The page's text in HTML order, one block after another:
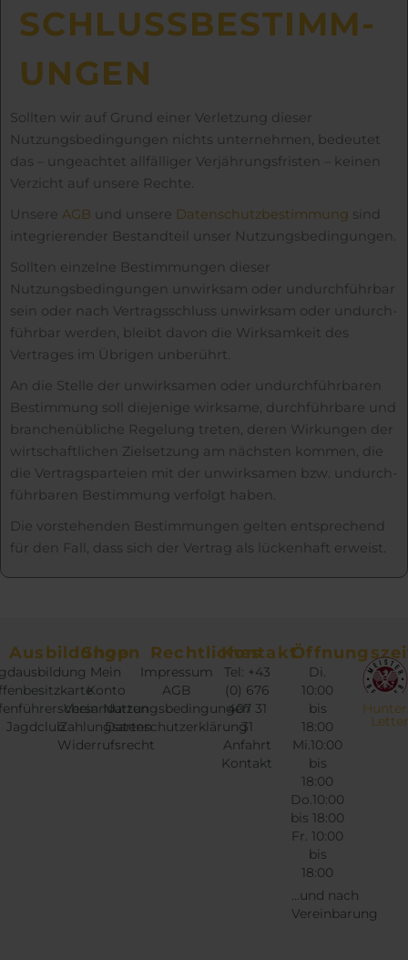
SCHLUSS­BE­STIMM­
UNGEN
Sollten wir auf Grund einer Verletzung dieser
Nutzungsbedingungen nichts unternehmen, bedeutet
das – ungeachtet allfälliger Verjährungsfristen – keinen
Verzicht auf unsere Rechte.
Unsere AGB und unsere Datenschutzbestimmung sind
integrierender Bestandteil unser Nutzungsbedingungen.
Sollten einzelne Bestimmungen dieser
Nutzungsbedingungen unwirksam oder undurch­führbar
sein oder nach Vertrags­schluss unwirksam oder undurch­
führbar werden, bleibt davon die Wirksamkeit des
Vertrages im Übrigen unberührt.
An die Stelle der unwirk­samen oder undurch­führbaren
Bestimmung soll diejenige wirksame, durch­führbare und
branchen­übliche Regelung treten, deren Wirkungen der
wirtschaft­lichen Zielsetzung am nächsten kommen, die
die Vertrags­parteien mit der unwirk­samen bzw. undurch­
führbaren Bestimmung verfolgt haben.
Die vorstehenden Bestimmungen gelten entsprechend
für den Fall, dass sich der Vertrag als lückenhaft erweist.
Ausbildungen
Jagdclub
Shop
Mein
Konto
Versandarten
Zahlungsarten
Widerrufsrecht
Rechtliches
Impressum
AGB
Nutzungsbedingungen
Datenschutzerklärung
Kontakt
Tel: +43
(0) 676
407 31
31
Anfahrt
Kontakt
Di.
10:00
bis
18:00
Mi.10:00
bis
18:00
Do.10:00
bis 18:00
Fr. 10:00
bis
18:00
...und nach
Vereinbarung